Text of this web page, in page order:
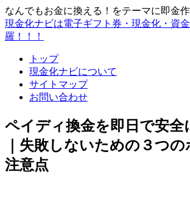
なんでもお金に換える！をテーマに即金
現金化ナビは電子ギフト券・現金化・資
羅！！！
トップ
現金化ナビについて
サイトマップ
お問い合わせ
ペイディ換金を即日で安全
｜失敗しないための３つ
注意点